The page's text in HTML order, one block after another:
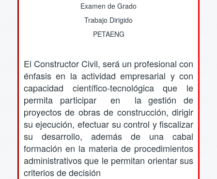
Examen de Grado
Trabajo Dirigido
PETAENG
El Constructor Civil, será un profesional con
énfasis en la actividad empresarial y con
capacidad científico-tecnológica que le
permita participar en la gestión de
proyectos de obras de construcción, dirigir
su ejecución, efectuar su control y fiscalizar
su desarrollo, además de una cabal
formación en la materia de procedimientos
administrativos que le permitan orientar sus
criterios de decisión